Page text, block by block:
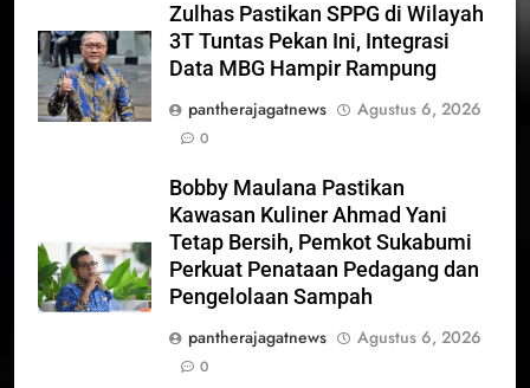
Zulhas Pastikan SPPG di Wilayah
3T Tuntas Pekan Ini, Integrasi
Data MBG Hampir Rampung
pantherajagatnews
Agustus 6, 2026
0
Bobby Maulana Pastikan
Kawasan Kuliner Ahmad Yani
Tetap Bersih, Pemkot Sukabumi
Perkuat Penataan Pedagang dan
Pengelolaan Sampah
pantherajagatnews
Agustus 6, 2026
0